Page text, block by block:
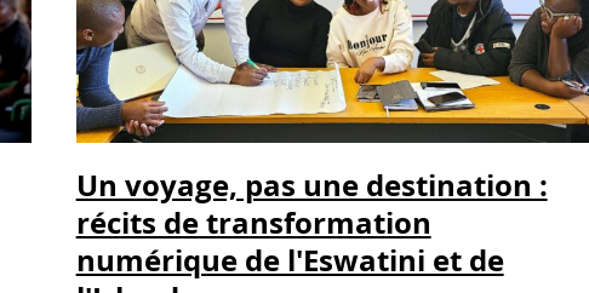
Un voyage, pas une destination :
récits de transformation
numérique de l'Eswatini et de